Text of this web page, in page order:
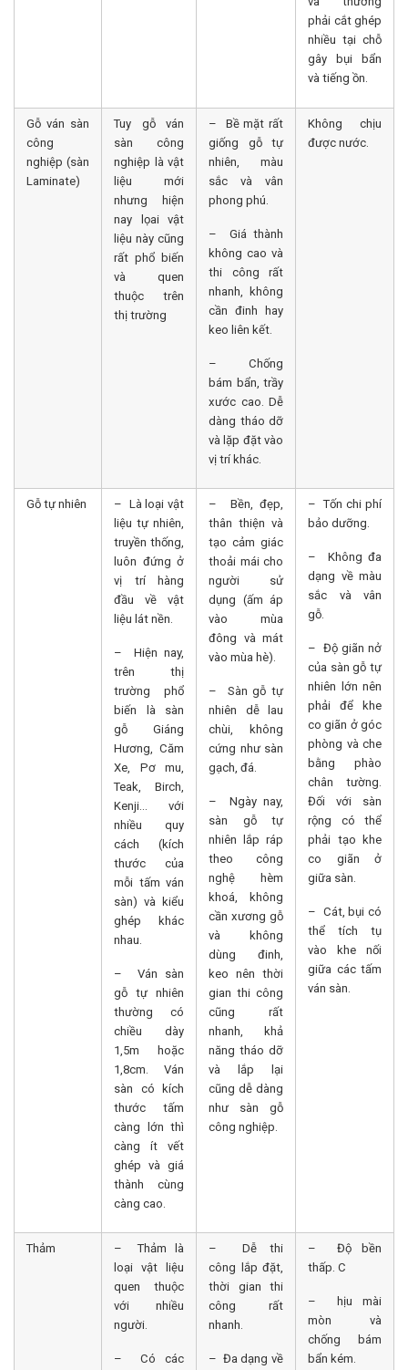
phải cắt ghép
nhiều tại chỗ
gây bụi bẩn
và tiếng ồn.
Gỗ ván sàn
công
nghiệp (sàn
Laminate)
Tuy gỗ ván
sàn công
nghiệp là vật
liệu mới
nhưng hiện
nay lọai vật
liệu này cũng
rất phổ biến
và quen
thuộc trên
thị trường
– Bề mặt rất
giống gỗ tự
nhiên, màu
sắc và vân
phong phú.
– Giá thành
không cao và
thi công rất
nhanh, không
cần đinh hay
keo liên kết.
– Chống
bám bẩn, trầy
xước cao. Dễ
dàng tháo dỡ
và lặp đặt vào
vị trí khác.
Không chịu
được nước.
Gỗ tự nhiên
– Là loại vật
liệu tự nhiên,
truyền thống,
luôn đứng ở
vị trí hàng
đầu về vật
liệu lát nền.
– Hiện nay,
trên thị
trường phổ
biến là sàn
gỗ Giáng
Hương, Căm
Xe, Pơ mu,
Teak, Birch,
Kenji… với
nhiều quy
cách (kích
thước của
mỗi tấm ván
sàn) và kiểu
ghép khác
nhau.
– Ván sàn
gỗ tự nhiên
thường có
chiều dày
1,5m hoặc
1,8cm. Ván
sàn có kích
thước tấm
càng lớn thì
càng ít vết
ghép và giá
thành cùng
càng cao.
– Bền, đẹp,
thân thiện và
tạo cảm giác
thoải mái cho
người sử
dụng (ấm áp
vào mùa
đông và mát
vào mùa hè).
– Sàn gỗ tự
nhiên dễ lau
chùi, không
cứng như sàn
gạch, đá.
– Ngày nay,
sàn gỗ tự
nhiên lắp ráp
theo công
nghệ hèm
khoá, không
cần xương gỗ
và không
dùng đinh,
keo nên thời
gian thi công
cũng rất
nhanh, khả
năng tháo dỡ
và lắp lại
cũng dễ dàng
như sàn gỗ
công nghiệp.
– Tốn chi phí
bảo dưỡng.
– Không đa
dạng về màu
sắc và vân
gỗ.
– Độ giãn nở
của sàn gỗ tự
nhiên lớn nên
phải để khe
co giãn ở góc
phòng và che
bằng phào
chân tường.
Đối với sàn
rộng có thể
phải tạo khe
co giãn ở
giữa sàn.
– Cát, bụi có
thể tích tụ
vào khe nối
giữa các tấm
ván sàn.
Thảm
– Thảm là
loại vật liệu
quen thuộc
với nhiều
người.
– Có các
– Dễ thi
công lắp đặt,
thời gian thi
công rất
nhanh.
– Đa dạng về
– Độ bền
thấp. C
– hịu mài
mòn và
chống bám
bẩn kém.